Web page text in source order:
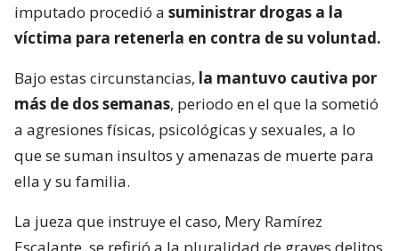
imputado procedió a suministrar drogas a la
víctima para retenerla en contra de su voluntad.
Bajo estas circunstancias, la mantuvo cautiva por
más de dos semanas, periodo en el que la sometió
a agresiones físicas, psicológicas y sexuales, a lo
que se suman insultos y amenazas de muerte para
ella y su familia.
La jueza que instruye el caso, Mery Ramírez
Escalante, se refirió a la pluralidad de graves delitos